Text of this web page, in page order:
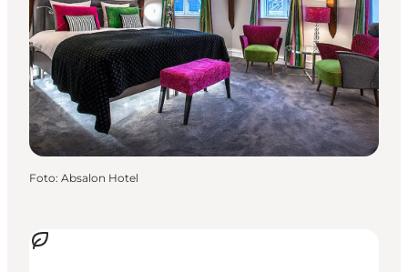
Foto: Absalon Hotel